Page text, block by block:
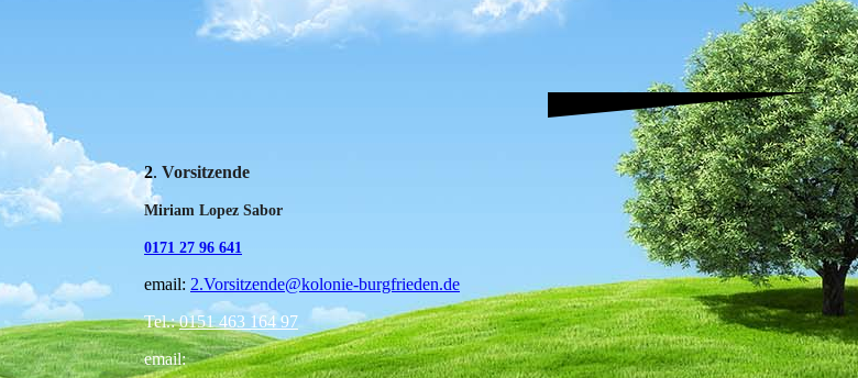
2. Vorsitzende
Miriam Lopez Sabor
0171 27 96 641
email: 2.Vorsitzende@kolonie-burgfrieden.de
Tel.:0151 463 164 97
email: